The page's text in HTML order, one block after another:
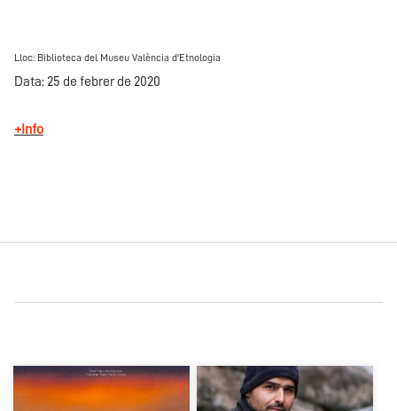
Lloc: Biblioteca del Museu València d'Etnologia
Data: 25 de febrer de 2020
+Info